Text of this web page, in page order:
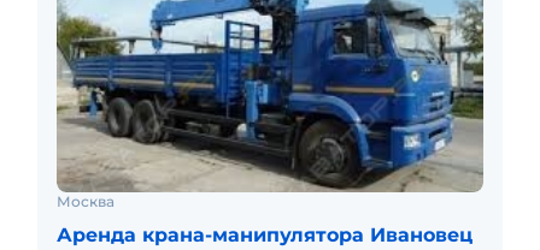
Москва
Аренда крана-манипулятора Ивановец